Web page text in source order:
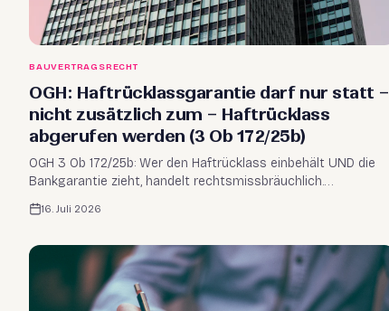
BAUVERTRAGSRECHT
OGH: Haftrücklassgarantie darf nur statt –
nicht zusätzlich zum – Haftrücklass
abgerufen werden (3 Ob 172/25b)
OGH 3 Ob 172/25b: Wer den Haftrücklass einbehält UND die
Bankgarantie zieht, handelt rechtsmissbräuchlich.
Einstweilige Verfügung möglich – auch in der Insolvenz des
Werkunternehmers.
16. Juli 2026